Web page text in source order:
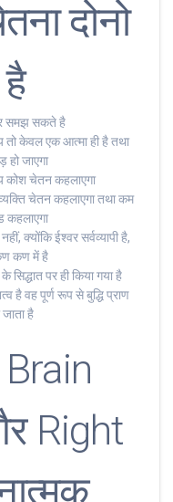
दोनो
समझ सकते है
तो केवल एक आत्मा ही है तथा
जाएगा
कोश चेतन कहलाएगा
चेतन कहलाएगा तथा कम
कहलाएगा
क्योंकि ईश्वर सर्वव्यापी है,
कण में है
पर ही किया गया है
है वह पूर्ण रूप से बुद्धि प्राण
है
Brain
Right